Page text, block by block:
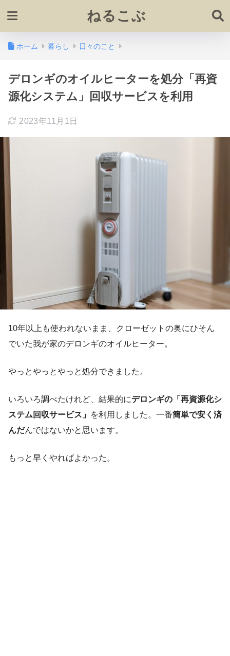
ねるこぶ
ホーム 暮らし 日々のこと
デロンギのオイルヒーターを処分「再資
源化システム」回収サービスを利用
2023年11月1日
10年以上も使われないまま、クローゼットの奥にひそん
でいた我が家のデロンギのオイルヒーター。
やっとやっとやっと処分できました。
いろいろ調べたけれど、結果的にデロンギの「再資源化シ
ステム回収サービス」 を利用しました。一番簡単で安く済
んだんではないかと思います。
もっと早くやればよかった。